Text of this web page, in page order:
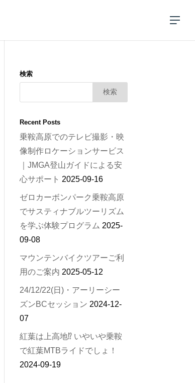
検索
Recent Posts
乗鞍高原でのテレビ撮影・映
像制作ロケーションサービス
｜JMGA登山ガイドによる安
心サポート 2025-09-16
ゼロカーボンパーク乗鞍高原
でサスティナブルツーリズム
を学ぶ体験プログラム 2025-
09-08
マウンテンバイクツアーご利
用のご案内 2025-05-12
24/12/22(日)・アーリーシー
ズンBCセッション 2024-12-
07
紅葉は上高地⁉︎ いやいや乗鞍
で紅葉MTBライドでしょ！
2024-09-19